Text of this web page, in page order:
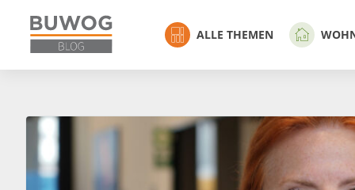
ALLE THEMEN